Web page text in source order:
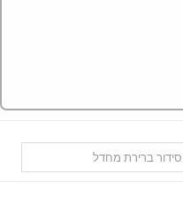
סידור ברירת מחדל